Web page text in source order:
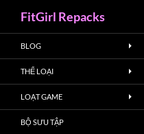
FitGirl Repacks
BLOG
THỂ LOẠI
LOẠT GAME
BỘ SƯU TẬP